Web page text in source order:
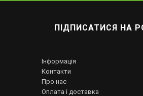
ПІДПИСАТИСЯ НА
Інформація
Контакти
Про нас
Оплата і доставка